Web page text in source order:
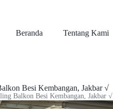
Beranda Tentang Kami
Besi Kembangan, Jakbar √
Balkon Besi Kembangan, Jakbar √